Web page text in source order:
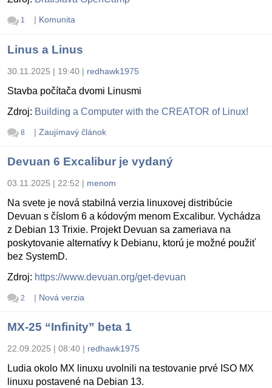
1 | Komunita
Linus a Linus
30.11.2025 | 19:40 | redhawk1975
Stavba počítača dvomi Linusmi
Zdroj: Building a Computer with the CREATOR of Linux!
8 | Zaujímavý článok
Devuan 6 Excalibur je vydaný
03.11.2025 | 22:52 | menom
Na svete je nová stabilná verzia linuxovej distribúcie
Devuan s číslom 6 a kódovým menom Excalibur. Vychádza
z Debian 13 Trixie. Projekt Devuan sa zameriava na
poskytovanie alternatívy k Debianu, ktorú je možné použiť
bez SystemD.
Zdroj: https://www.devuan.org/get-devuan
2 | Nová verzia
MX-25 “Infinity” beta 1
22.09.2025 | 08:40 | redhawk1975
Ludia okolo MX linuxu uvolnili na testovanie prvé ISO MX
linuxu postavené na Debian 13.